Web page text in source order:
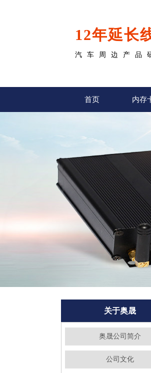
12年延长
汽车周边产品
首页 内存
关于奥晟
奥晟公司简介
公司文化